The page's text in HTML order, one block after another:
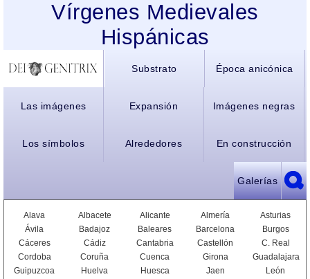
Vírgenes Medievales
Hispánicas
Substrato Época anicónica
Las imágenes Expansión Imágenes negras
Los símbolos Alrededores En construcción
Galerías
Alava Albacete Alicante Almería
Asturias
Ávila
Badajoz Baleares Barcelona
Burgos
Cáceres
Cádiz Cantabria Castellón
C. Real
Cordoba
Coruña Cuenca Girona
Guadalajara
Guipuzcoa
Huelva Huesca Jaen
León